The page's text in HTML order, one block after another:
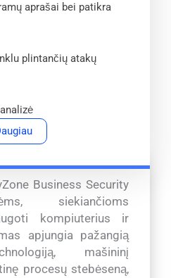
Business Security
siekiančioms
kompiuterius ir
apjungia pažangią
mašininį
procesų stebėseną,
aprašai bei patikra
plintančių atakų